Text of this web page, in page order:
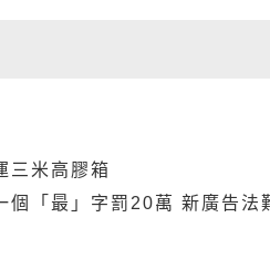
三米高膠箱
個「最」字罰20萬 新廣告法